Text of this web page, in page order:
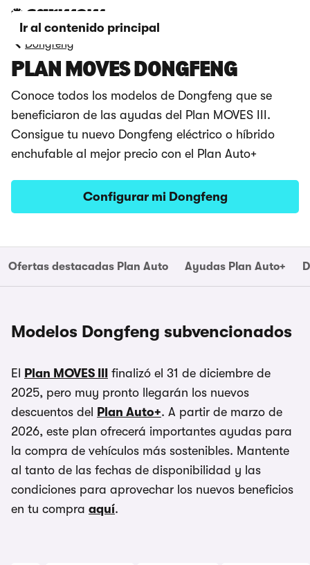
Ir al contenido principal
Dongfeng
PLAN MOVES DONGFENG
Conoce todos los modelos de Dongfeng que se
beneficiaron de las ayudas del Plan MOVES III.
Consigue tu nuevo Dongfeng eléctrico o híbrido
enchufable al mejor precio con el Plan Auto+
Configurar mi Dongfeng
Ofertas destacadas Plan Auto Ayudas Plan Auto+
Modelos Dongfeng subvencionados
El Plan MOVES III
finalizó el 31 de diciembre de
2025, pero muy pronto llegarán los nuevos
descuentos del
Plan Auto+. A partir de marzo de
2026, este plan ofrecerá importantes ayudas para
la compra de vehículos más sostenibles. Mantente
al tanto de las fechas de disponibilidad y las
condiciones para aprovechar los nuevos beneficios
en tu compra aquí.